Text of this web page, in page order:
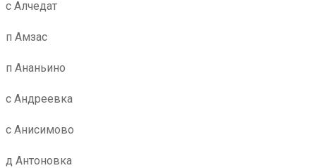
с Алчедат
п Амзас
п Ананьино
с Андреевка
с Анисимово
д Антоновка